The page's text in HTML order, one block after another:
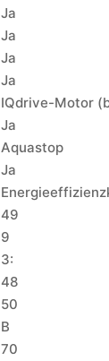
Ja
Ja
Ja
Ja
IQdrive-Motor
Ja
Aquastop
Ja
49
9
3:
48
50
B
70